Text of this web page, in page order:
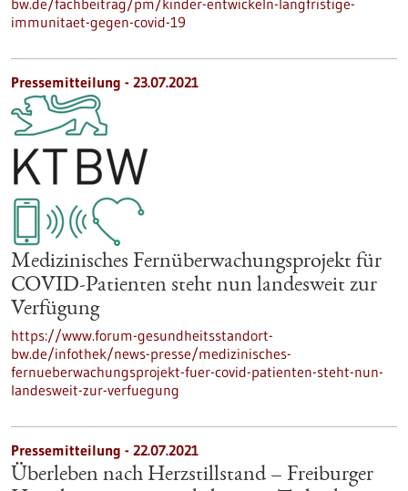
bw.de/fachbeitrag/pm/kinder-entwickeln-langfristige-
immunitaet-gegen-covid-19
Pressemitteilung - 23.07.2021
Medizinisches Fernüberwachungsprojekt für
COVID-Patienten steht nun landesweit zur
Verfügung
https://www.forum-gesundheitsstandort-
bw.de/infothek/news-presse/medizinisches-
fernueberwachungsprojekt-fuer-covid-patienten-steht-nun-
landesweit-zur-verfuegung
Pressemitteilung - 22.07.2021
Überleben nach Herzstillstand – Freiburger